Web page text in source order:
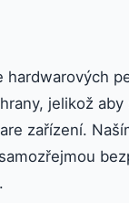
hardwarových
jelikož
zařízení.